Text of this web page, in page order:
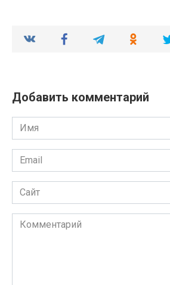
Добавить комментарий
Имя
*
Email
*
Сайт
Комментарий